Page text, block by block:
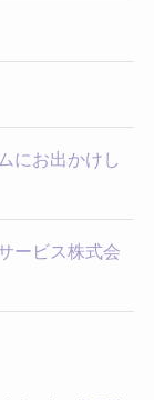
にお出かけし
ービス株式会